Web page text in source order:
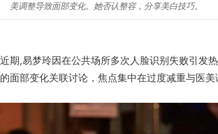
美调整导致面部变化。她否认整容，分享美白技巧。
近期,易梦玲因在公共场所多次人脸识别失败引发
的面部变化关联讨论，焦点集中在过度减重与医美